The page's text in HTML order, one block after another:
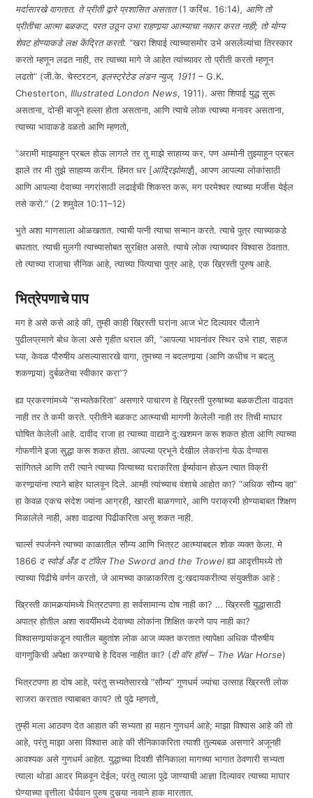
मर्दासारखे वागतात. ते प्रीती द्वारे प्रशासित असतात(1 करिंथ. 16:14), आणि तो
प्रीतीचा आत्मा बळकट, परत उठून उभा राहणार्‍या आत्म्याचा नकार करत नाही; तो योग्य
शेवट होण्याकडे लक्ष केंद्रित करतो.“खरा शिपाई त्याच्यासमोर उभे असलेल्यांचा तिरस्कार
करतो म्हणून लढत नाही, तर त्याच्या मागे जे आहेत त्यांच्यावर तो प्रीती करतो म्हणून
लढतो” (जी.के. चेस्टरटन, इलस्ट्रेटेड लंडन न्युज, 1911 –G.K.
Chesterton,Illustrated London News, 1911). असा शिपाई युद्ध सुरू
असताना, दोन्ही बाजूने हल्ला होता असताना, आणि त्याचे लोक त्याच्या मनावर असताना,
त्याच्या भावाकडे वळतो आणि म्हणतो,
“अरामी माझ्याहून प्रबल होऊ लागले तर तू माझे साहाय्य कर, पण अम्मोनी तुझ्याहून प्रबल
झाले तर मी तुझे साहाय्य करीन. हिंमत धर [आंद्रिझोमाई], आपण आपल्या लोकांसाठी
आणि आपल्या देवाच्या नगरांसाठी लढाईची शिकस्त करू, मग परमेश्वर त्याच्या मर्जीस येईल
तसे करो.” (2 शमुवेल 10:11–12)
भुते अशा माणसाला ओळखतात. त्याची पत्नी त्याचा सन्मान करते. त्याचे पुत्र त्याच्याकडे
बघतात. त्याची मुलगी त्याच्यासोबत सुरक्षित असते. त्याचे लोक त्याच्यावर विश्वास ठेवतात.
तो त्याच्या राजाचा सैनिक आहे, त्याच्या पित्याचा पुत्र आहे, एक ख्रिस्ती पुरुष आहे.
भित्रेपणाचे पाप
मग हे असे कसे आहे की, तुम्ही काही ख्रिस्ती घरांना आज भेट दिल्यावर पौलाने
पुढीलप्रमाणे बोध केला असे गृहीत धराल की, “आपल्या भावनांवर स्थिर उभे राहा, सहज
घ्या, केवळ पौरुषीय असल्यासारखे वागा, तुमच्या न बदलणार्‍या (आणि कधीच न बदलु
शकणार्‍या) दुर्बळतेचा स्वीकार करा”?
ह्या प्रकरणांमध्ये “सभ्यतेकरिता” असणारे पाचारण हे ख्रिस्ती पुरुषाच्या बळकटीला वाढवत
नाही तर ते कमी करते. प्रीतीने बळकट आत्म्याची मागणी केलेली नाही तर तिची माघार
घोषित केलेली आहे. दावीद राजा हा त्याच्या वाद्याने दु:खशमन करू शकत होता आणि त्याच्या
गोफणीने इजा सुद्धा करू शकत होता. आपल्या प्रभूने देखील लेकरांना येऊ देण्यास
सांगितले आणि तरी त्याने त्याच्या पित्याच्या घराकरिता ईर्ष्यावान होऊन त्यात विक्री
करणार्‍यांना त्याने बाहेर घालवून दिले. आम्ही त्यांच्याच वंशाचे आहोत का? “अधिक सौम्य व्हा”
हा केवळ एकच संदेश ज्यांना आग्रही, खारती बाळगणारे, आणि पराक्रमी होण्याबाबत शिक्षण
मिळालेले नाही, अशा वाढत्या पिढीकरिता असू शकत नाही.
चार्ल्स स्पर्जनने त्याच्या काळातील सौम्य आणि भित्रट आत्म्याबद्दल शोक व्यक्त केला. मे
1866 द स्वोर्ड अँड द टॉवेल The Sword and the Trowel ह्या आवृत्तीमध्ये तो
त्याच्या पिढीचे वर्णन करतो, जे आमच्या काळाकरिता दु:खदायकरीत्या संयुक्तीक आहे :
ख्रिस्ती कामकर्‍यांमध्ये भित्रटपणा हा सर्वसामान्य दोष नाही का? … ख्रिस्ती युद्धासाठी
अपात्र होतील अशा सवयींमध्ये देवाच्या लोकांना शिक्षित करणे पाप नाही का?
विश्वासणार्‍यांकडून त्यातील बहुतांश लोक आज व्यक्त करतात त्यापेक्षा अधिक पौरुषीय
वागणुकिची अपेक्षा करण्याचे हे दिवस नाहीत का? (दी वॉर हॉर्स – The War Horse)
भित्रटपणा हा दोष आहे, परंतु सभ्यतेसारखे “सौम्य” गुणधर्म ज्यांचा उत्साह ख्रिस्ती लोक
साजरा करतात त्याबाबत काय? तो पुढे म्हणतो,
तुम्ही मला आठवण देत आहात की सभ्यता हा महान गुणधर्म आहे; माझा विश्वास आहे की तो
आहे, परंतु माझा असा विश्वास आहे की सैनिकाकरिता त्याशी तुल्यबळ असणारे अजूनही
आवश्यक असे गुणधर्म आहेत. युद्धाच्या दिवशी सैनिकाला मागच्या भागात ठेवणारी सभ्यता
त्याला थोडा आदर मिळवून देईल; परंतु त्याला पुढे जाण्याची आज्ञा दिल्यावर त्याच्या माघार
घेण्याच्या वृत्तीला धैर्यवान पुरुष दुसर्‍या नावाने हाक मारतात.